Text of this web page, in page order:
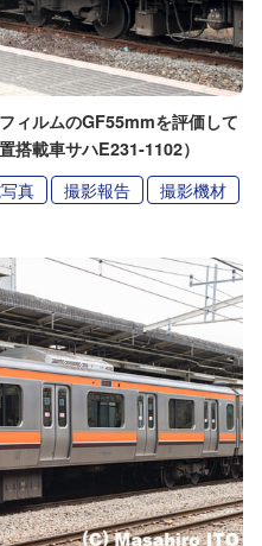
ィルムのGF55mmを評価して
搭載車サハE231-1102）
真 撮影報告 撮影機材